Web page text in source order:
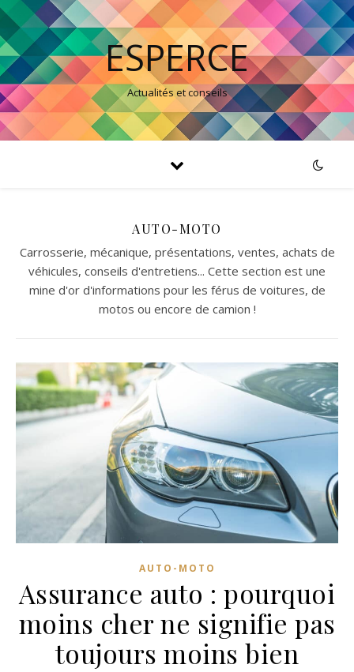
ESPERCE
Actualités et conseils
AUTO-MOTO
Carrosserie, mécanique, présentations, ventes, achats de
véhicules, conseils d'entretiens... Cette section est une
mine d'or d'informations pour les férus de voitures, de
motos ou encore de camion !
AUTO-MOTO
Assurance auto : pourquoi
moins cher ne signifie pas
toujours moins bien